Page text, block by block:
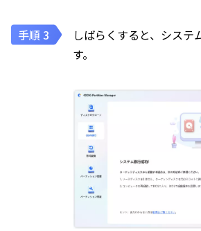
しばらくすると、システ
す。